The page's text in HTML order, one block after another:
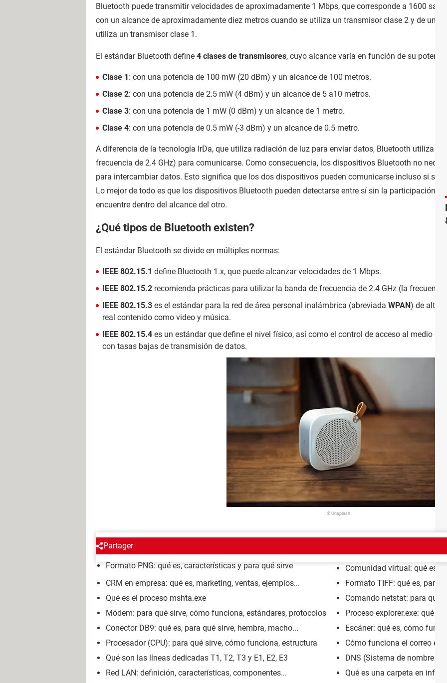
Bluetooth puede transmitir velocidades de aproximadamente 1 Mbps, que corresponde a 1600
con un alcance de aproximadamente diez metros cuando se utiliza un transmisor clase 2 y de un
utiliza un transmisor clase 1.
El estándar Bluetooth define 4 clases de transmisores, cuyo alcance varía en función de su potencia
Clase 1: con una potencia de 100 mW (20 dBm) y un alcance de 100 metros.
Clase 2: con una potencia de 2.5 mW (4 dBm) y un alcance de 5 a10 metros.
Clase 3: con una potencia de 1 mW (0 dBm) y un alcance de 1 metro.
Clase 4: con una potencia de 0.5 mW (-3 dBm) y un alcance de 0.5 metro.
A diferencia de la tecnología IrDa, que utiliza radiación de luz para enviar datos, Bluetooth utiliza
frecuencia de 2.4 GHz) para comunicarse. Como consecuencia, los dispositivos Bluetooth no
para intercambiar datos. Esto significa que los dos dispositivos pueden comunicarse incluso si se
Lo mejor de todo es que los dispositivos Bluetooth pueden detectarse entre sí sin la participación
encuentre dentro del alcance del otro.
¿Qué tipos de Bluetooth existen?
El estándar Bluetooth se divide en múltiples normas:
IEEE 802.15.1 define Bluetooth 1.x, que puede alcanzar velocidades de 1 Mbps.
IEEE 802.15.2 recomienda prácticas para utilizar la banda de frecuencia de 2.4 GHz (la
IEEE 802.15.3 es el estándar para la red de área personal inalámbrica (abreviada WPAN) de alta
real contenido como video y música.
IEEE 802.15.4 es un estándar que define el nivel físico, así como el control de acceso al medio de
con tasas bajas de transmisión de datos.
© Unsplash
Partager
ENCICLOPEDIA
Formato PNG: qué es, características y para qué sirve
Comunidad virtual: qué es,
CRM en empresa: qué es, marketing, ventas, ejemplos...
Formato TIFF: qué es, para
Qué es el proceso mshta.exe
Comando netstat: para qué
Módem: para qué sirve, cómo funciona, estándares, protocolos
Proceso explorer.exe: qué es
Conector DB9: qué es, para qué sirve, hembra, macho...
Escáner: qué es, cómo
Procesador (CPU): para qué sirve, cómo funciona, estructura
Cómo funciona el correo
Qué son las líneas dedicadas T1, T2, T3 y E1, E2, E3
DNS (Sistema de nombre de
Red LAN: definición, características, componentes...
Qué es una carpeta en